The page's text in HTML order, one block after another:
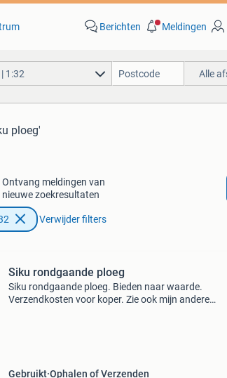
Berichten Meldingen
1:32 Alle
ploeg'
Ontvang meldingen van
nieuwe zoekresultaten
Verwijder filters
Siku rondgaande ploeg
Siku rondgaande ploeg. Bieden naar waarde.
Verzendkosten voor koper. Zie ook mijn andere
Gebruikt Ophalen of Verzenden